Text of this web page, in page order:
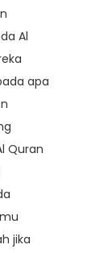
Al
apa
Quran
jika